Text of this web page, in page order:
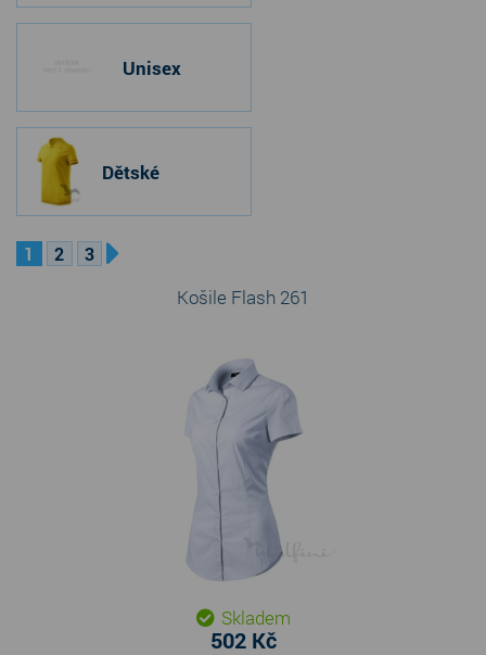
Unisex
Dětské
1 2 3
Košile Flash 261
Skladem
502 Kč